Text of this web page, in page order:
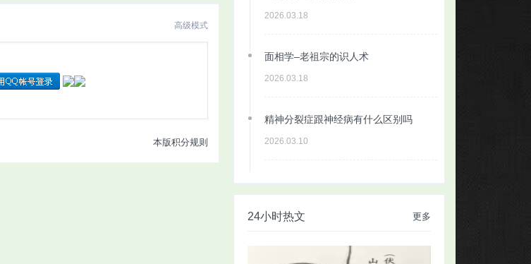
2026.03.18
面相学–老祖宗的识人术
2026.03.18
精神分裂症跟神经病有什么区别吗
2026.03.10
更多
24小时热文
高级模式
本版积分规则